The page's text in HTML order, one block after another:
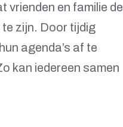
vrienden en familie de
te zijn. Door tijdig
agenda’s af te
kan iedereen samen